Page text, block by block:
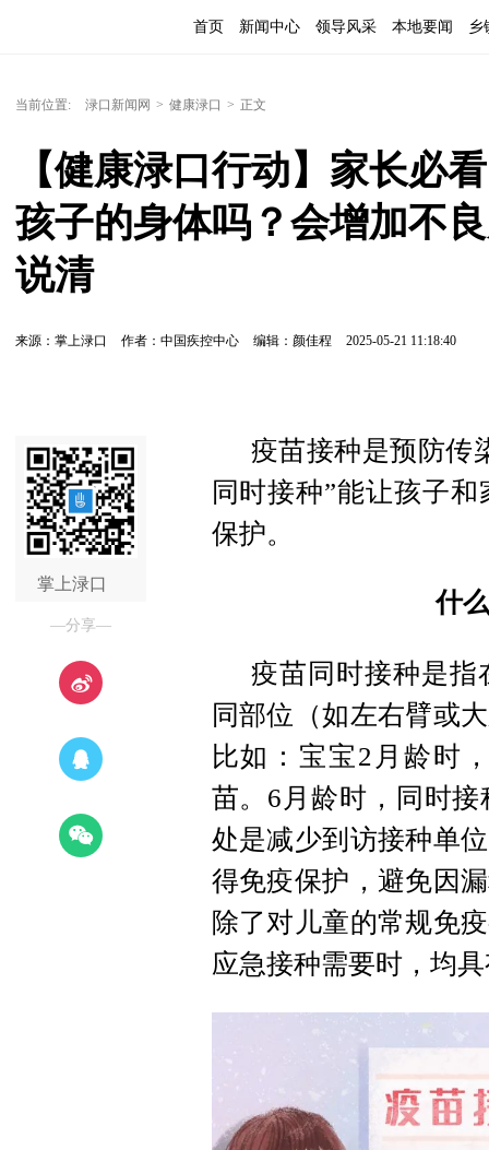
首页 新闻中心 领导风采 本地要闻 乡
当前位置: 渌口新闻网 > 健康渌口 > 正文
【健康渌口行动】家长必
孩子的身体吗？会增加不
说清
来源：掌上渌口 作者：中国疾控中心 编辑：颜佳程 2025-05-21 11:18:40
掌上渌口
—分享—
疫苗接种是预防传
同时接种”能让孩子
保护。
什
疫苗同时接种是指
同部位（如左右臂或
比如： 宝宝2月龄时
苗。 6月龄时，同时
处是减少到访接种单
得免疫保护，避免因
除了对儿童的常规免
应急接种需要时，均